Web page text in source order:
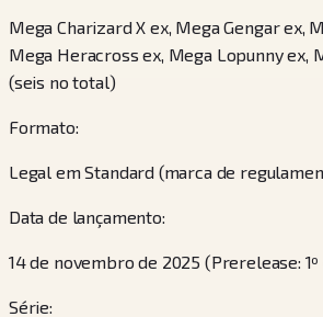
Mega Charizard X ex, Mega Gengar ex,
Mega Heracross ex, Mega Lopunny ex,
(seis no total)
Formato:
Legal em Standard (marca de
Data de lançamento:
14 de novembro de 2025 (Prerelease:
Série: